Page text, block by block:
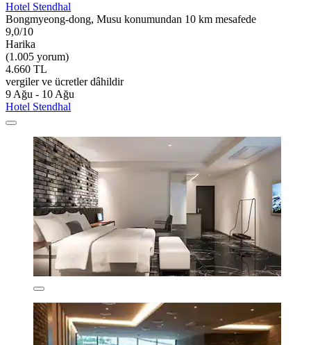
Hotel Stendhal
Bongmyeong-dong, Musu konumundan 10 km mesafede
9,0/10
Harika
(1.005 yorum)
4.660 TL
vergiler ve ücretler dâhildir
9 Ağu - 10 Ağu
Hotel Stendhal